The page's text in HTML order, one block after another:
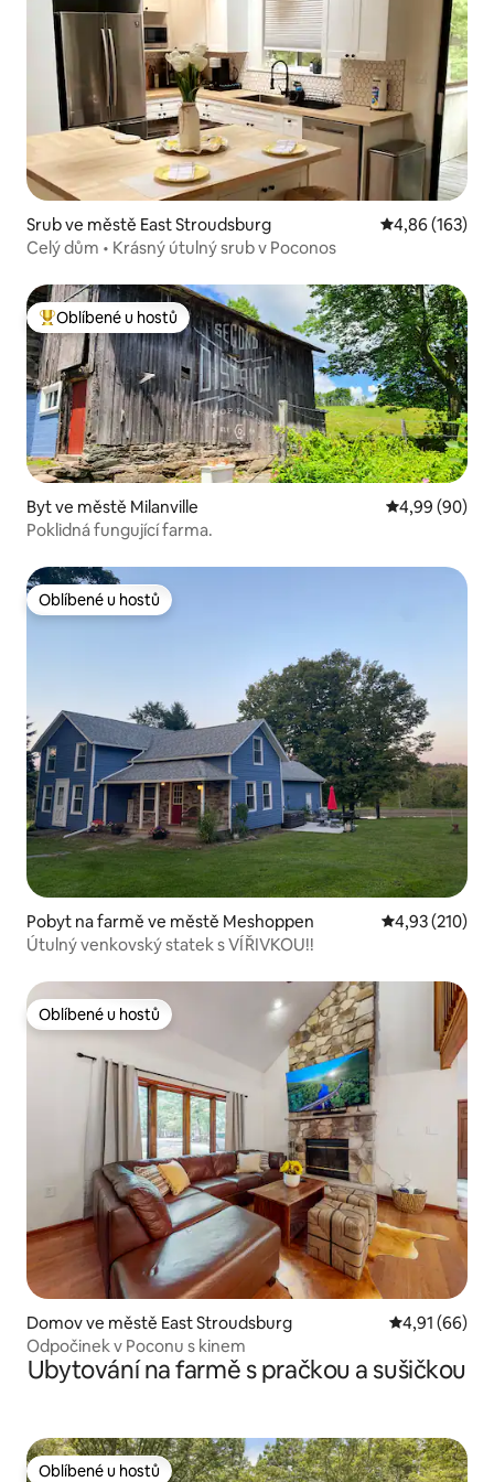
Srub ve městě East Stroudsburg Průměrné
4,86 (163)
Celý dům • Krásný útulný srub v Poconos
Nejlepší v kategorii Oblíbené u hostů
Oblíbené u hostů
Byt ve městě Milanville Průměrné
4,99 (90)
Poklidná fungující farma.
Oblíbené u hostů
Oblíbené u hostů
Pobyt na farmě ve městě Meshoppen Průměrné
4,93 (210)
Útulný venkovský statek s VÍŘIVKOU!!
Oblíbené u hostů
Oblíbené u hostů
Domov ve městě East Stroudsburg Průměrné
4,91 (66)
Odpočinek v Poconu s kinem
Ubytování na farmě s pračkou a sušičkou
Oblíbené u hostů